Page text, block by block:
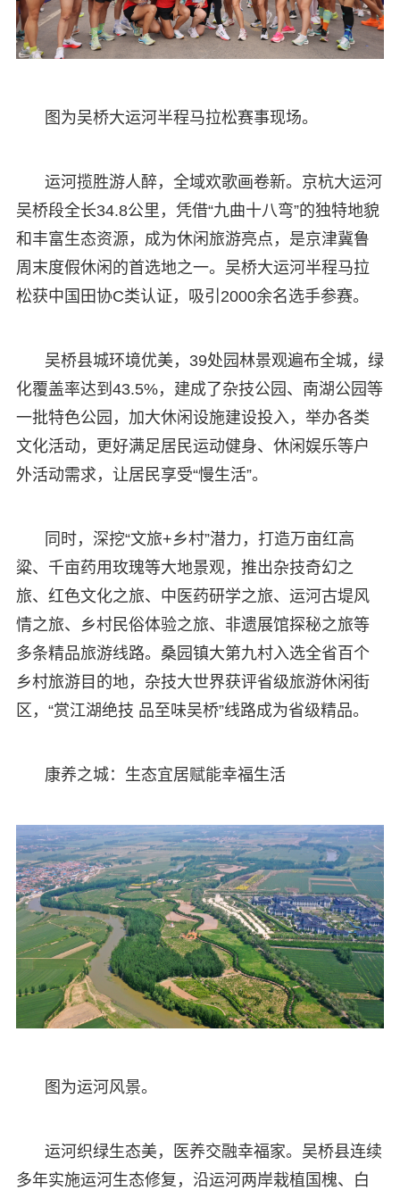
图为吴桥大运河半程马拉松赛事现场。
运河揽胜游人醉，全域欢歌画卷新。京杭大运河
吴桥段全长34.8公里，凭借“九曲十八弯”的独特地貌
和丰富生态资源，成为休闲旅游亮点，是京津冀鲁
周末度假休闲的首选地之一。吴桥大运河半程马拉
松获中国田协C类认证，吸引2000余名选手参赛。
吴桥县城环境优美，39处园林景观遍布全城，绿
化覆盖率达到43.5%，建成了杂技公园、南湖公园等
一批特色公园，加大休闲设施建设投入，举办各类
文化活动，更好满足居民运动健身、休闲娱乐等户
外活动需求，让居民享受“慢生活”。
同时，深挖“文旅+乡村”潜力，打造万亩红高
粱、千亩药用玫瑰等大地景观，推出杂技奇幻之
旅、红色文化之旅、中医药研学之旅、运河古堤风
情之旅、乡村民俗体验之旅、非遗展馆探秘之旅等
多条精品旅游线路。桑园镇大第九村入选全省百个
乡村旅游目的地，杂技大世界获评省级旅游休闲街
区，“赏江湖绝技 品至味吴桥”线路成为省级精品。
康养之城：生态宜居赋能幸福生活
图为运河风景。
运河织绿生态美，医养交融幸福家。吴桥县连续
多年实施运河生态修复，沿运河两岸栽植国槐、白